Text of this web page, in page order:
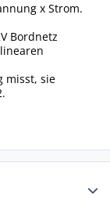
x Strom.
Bordnetz
misst, sie